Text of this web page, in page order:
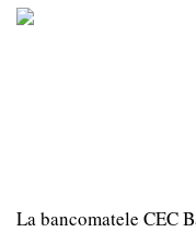
La bancomatele CEC